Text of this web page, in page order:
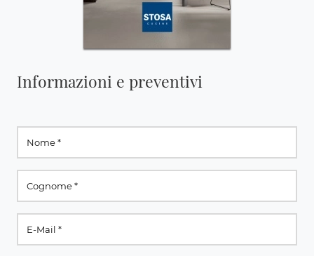
Informazioni e preventivi